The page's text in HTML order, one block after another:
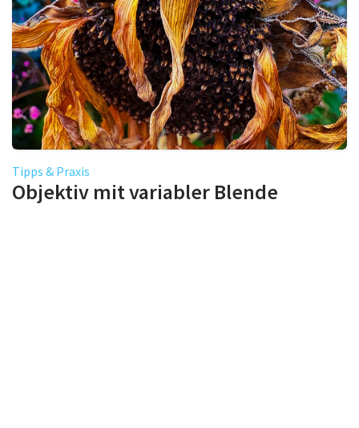
Tipps & Praxis
Objektiv mit variabler Blende